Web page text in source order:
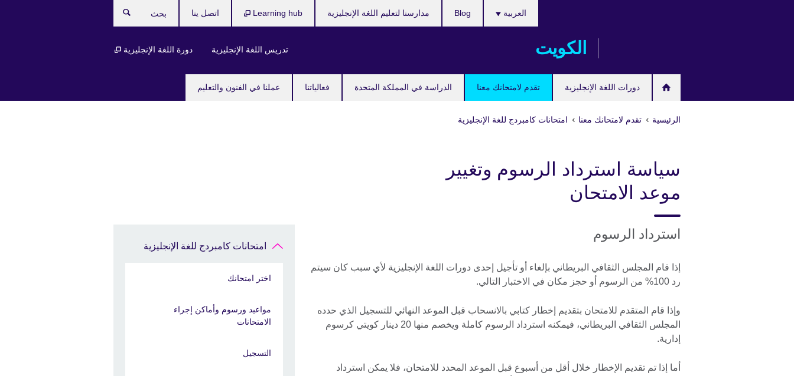
الكويت
دورات اللغة الإنجليزية تقدم لامتحانك معنا الدراسة في المملكة المتحدة فعالياتنا عملنا في الفنون والتعليم
العربية
تدريس اللغة الإنجليزية دورة اللغة الإنجليزية
Blog مدارسنا لتعليم اللغة الإنجليزية Learning hub اتصل ينا
الرئيسية تقدم لامتحانك معنا امتحانات كامبردج للغة الإنجليزية
سياسة استرداد الرسوم وتغيير
موعد الامتحان
استرداد الرسوم
إذا قام المجلس الثقافي البريطاني بإلغاء أو تأجيل إحدى دورات اللغة الإنجليزية لأي سبب كان سيتم
رد 100% من الرسوم أو حجز مكان في الاختبار التالي.
وإذا قام المتقدم للامتحان بتقديم إخطار كتابي بالانسحاب قبل الموعد النهائي للتسجيل الذي حدده
المجلس الثقافي البريطاني، فيمكنه استرداد الرسوم كاملة ويخصم منها 20 دينار كويتي كرسوم
إدارية.
أما إذا تم تقديم الإخطار خلال أقل من أسبوع قبل الموعد المحدد للامتحان، فلا يمكن استرداد
امتحانات كامبردج للغة الإنجليزية
اختر امتحانك
مواعيد ورسوم وأماكن إجراء
الامتحانات
التسجيل